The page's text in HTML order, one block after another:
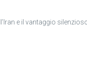
e il vantaggio